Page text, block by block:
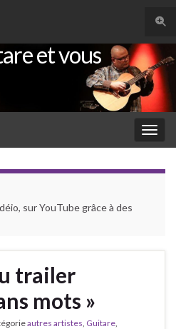
et vous
sur YouTube grâce à des
trailer
mots »
autres artistes Guitare